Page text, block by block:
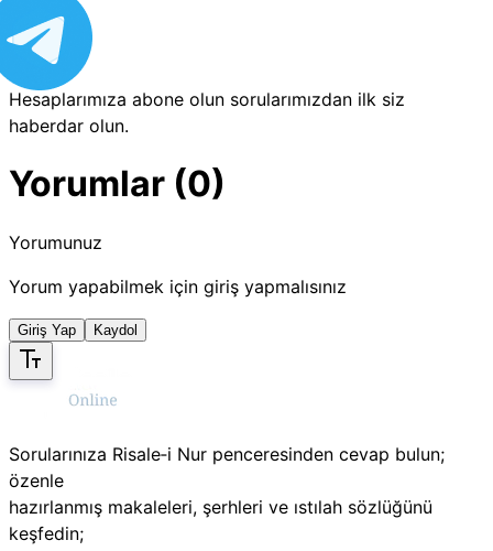
Hesaplarımıza abone olun sorularımızdan ilk siz
haberdar olun.
Yorumlar (0)
Yorumunuz
Yorum yapabilmek için giriş yapmalısınız
Giriş Yap Kaydol
Sorularınıza Risale‑i Nur penceresinden cevap bulun;
özenle
hazırlanmış makaleleri, şerhleri ve ıstılah sözlüğünü
keşfedin;